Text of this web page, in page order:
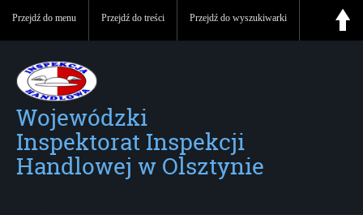
Przejdź do menu Przejdź do treści Przejdź do wyszukiwarki
Wojewódzki
Inspektorat Inspekcji
Handlowej w Olsztynie